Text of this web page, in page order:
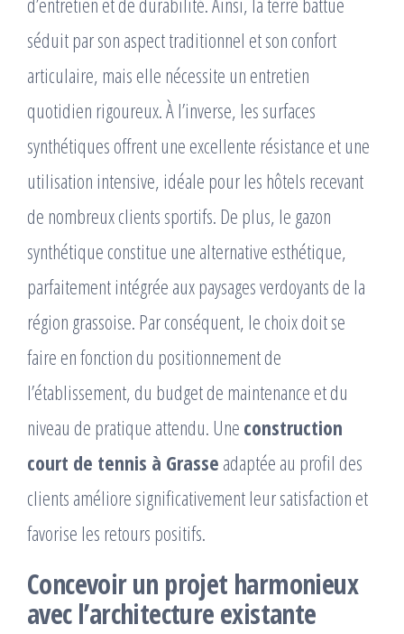
séduit par son aspect traditionnel et son confort
articulaire, mais elle nécessite un entretien
quotidien rigoureux. À l’inverse, les surfaces
synthétiques offrent une excellente résistance et une
utilisation intensive, idéale pour les hôtels recevant
de nombreux clients sportifs. De plus, le gazon
synthétique constitue une alternative esthétique,
parfaitement intégrée aux paysages verdoyants de la
région grassoise. Par conséquent, le choix doit se
faire en fonction du positionnement de
l’établissement, du budget de maintenance et du
niveau de pratique attendu. Une construction
court de tennis à Grasse adaptée au profil des
clients améliore significativement leur satisfaction et
favorise les retours positifs.
Concevoir un projet harmonieux
avec l’architecture existante